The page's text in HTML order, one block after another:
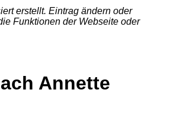
erstellt. Eintrag ändern oder
Funktionen der Webseite oder
Annette